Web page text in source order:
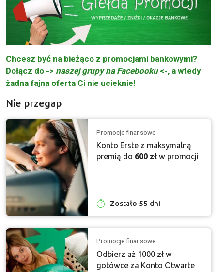
Chcesz być na bieżąco z promocjami bankowymi?
Dołącz do -> naszej grupy na Facebooku<-, a wtedy
żadna fajna oferta Ci nie ucieknie!
Nie przegap
Promocje finansowe
Konto Erste z maksymalną
premią do 600 zł w promocji
Zostało 55 dni
Promocje finansowe
Odbierz aż 1000 zł w
gotówce za Konto Otwarte